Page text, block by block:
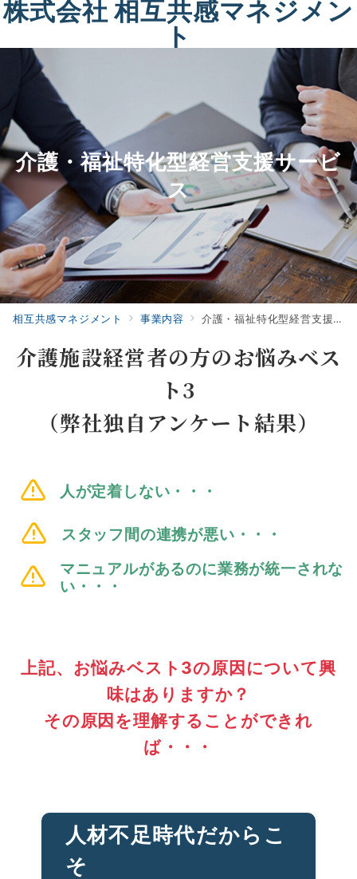
株式会社 相互共感マネジメン
ト
介護・福祉特化型経営支援サービ
ス
相互共感マネジメント 事業内容 介護・福祉特化型経営支援サービス
介護施設経営者の方のお悩みベス
ト3
（弊社独自アンケート結果）
人が定着しない・・・
スタッフ間の連携が悪い・・・
マニュアルがあるのに業務が統一されな
い・・・
上記、お悩みベスト3の原因について興
味はありますか？
その原因を理解することができれ
ば・・・
人材不足時代だからこ
そ